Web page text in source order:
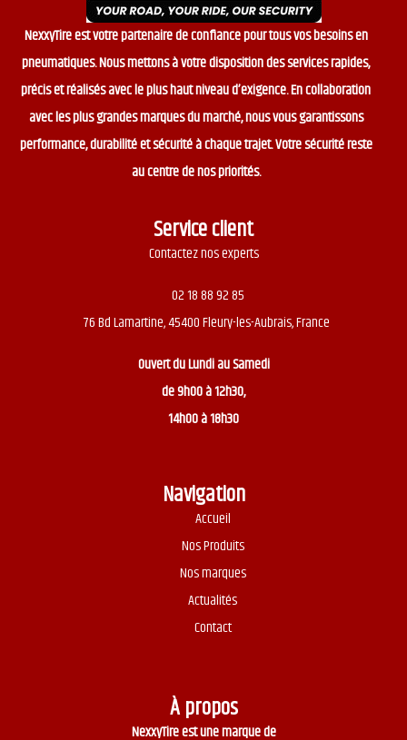
NexxyTire est votre partenaire de confiance pour tous vos besoins en
pneumatiques. Nous mettons à votre disposition des services rapides,
précis et réalisés avec le plus haut niveau d’exigence. En collaboration
avec les plus grandes marques du marché, nous vous garantissons
performance, durabilité et sécurité à chaque trajet. Votre sécurité reste
au centre de nos priorités.
Service client
Contactez nos experts
02 18 88 92 85
76 Bd Lamartine, 45400 Fleury-les-Aubrais, France
Ouvert duLundi au Samedi
de 9h00 à 12h30,
14h00 à 18h30
Navigation
Accueil
Nos Produits
Nos marques
Actualités
Contact
À propos
NexxyTire est une marque de